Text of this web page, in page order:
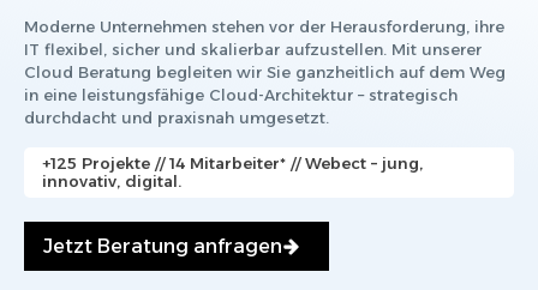
Moderne Unternehmen stehen vor der Herausforderung, ihre
IT flexibel, sicher und skalierbar aufzustellen. Mit unserer
Cloud Beratung begleiten wir Sie ganzheitlich auf dem Weg
in eine leistungsfähige Cloud-Architektur – strategisch
durchdacht und praxisnah umgesetzt.
+125 Projekte // 14 Mitarbeiter* // Webect – jung,
innovativ, digital.
Jetzt Beratung anfragen